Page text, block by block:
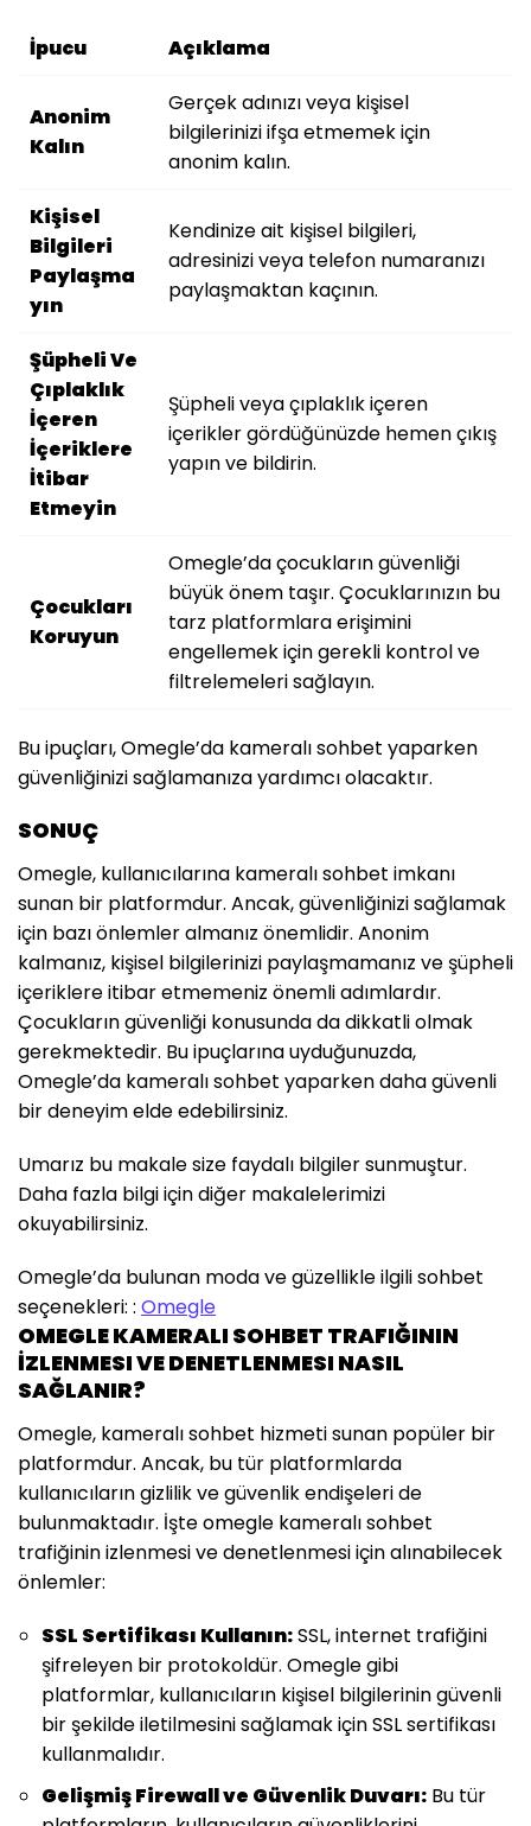
İpucu Açıklama
Anonim
Kalın
Gerçek adınızı veya kişisel
bilgilerinizi ifşa etmemek için
anonim kalın.
Kişisel
Bilgileri
Paylaşma
yın
Kendinize ait kişisel bilgileri,
adresinizi veya telefon numaranızı
paylaşmaktan kaçının.
Şüpheli Ve
Çıplaklık
İçeren
İçeriklere
İtibar
Etmeyin
Şüpheli veya çıplaklık içeren
içerikler gördüğünüzde hemen çıkış
yapın ve bildirin.
Çocukları
Koruyun
Omegle’da çocukların güvenliği
büyük önem taşır. Çocuklarınızın bu
tarz platformlara erişimini
engellemek için gerekli kontrol ve
filtrelemeleri sağlayın.
Bu ipuçları, Omegle’da kameralı sohbet yaparken
güvenliğinizi sağlamanıza yardımcı olacaktır.
SONUÇ
Omegle, kullanıcılarına kameralı sohbet imkanı
sunan bir platformdur. Ancak, güvenliğinizi sağlamak
için bazı önlemler almanız önemlidir. Anonim
kalmanız, kişisel bilgilerinizi paylaşmamanız ve şüpheli
içeriklere itibar etmemeniz önemli adımlardır.
Çocukların güvenliği konusunda da dikkatli olmak
gerekmektedir. Bu ipuçlarına uyduğunuzda,
Omegle’da kameralı sohbet yaparken daha güvenli
bir deneyim elde edebilirsiniz.
Umarız bu makale size faydalı bilgiler sunmuştur.
Daha fazla bilgi için diğer makalelerimizi
okuyabilirsiniz.
Omegle’da bulunan moda ve güzellikle ilgili sohbet
seçenekleri: : Omegle
OMEGLE KAMERALI SOHBET TRAFIĞININ
İZLENMESI VE DENETLENMESI NASIL
SAĞLANIR?
Omegle, kameralı sohbet hizmeti sunan popüler bir
platformdur. Ancak, bu tür platformlarda
kullanıcıların gizlilik ve güvenlik endişeleri de
bulunmaktadır. İşte omegle kameralı sohbet
trafiğinin izlenmesi ve denetlenmesi için alınabilecek
önlemler:
SSL Sertifikası Kullanın:SSL, internet trafiğini
şifreleyen bir protokoldür. Omegle gibi
platformlar, kullanıcıların kişisel bilgilerinin güvenli
bir şekilde iletilmesini sağlamak için SSL sertifikası
kullanmalıdır.
Gelişmiş Firewall ve Güvenlik Duvarı: Bu tür